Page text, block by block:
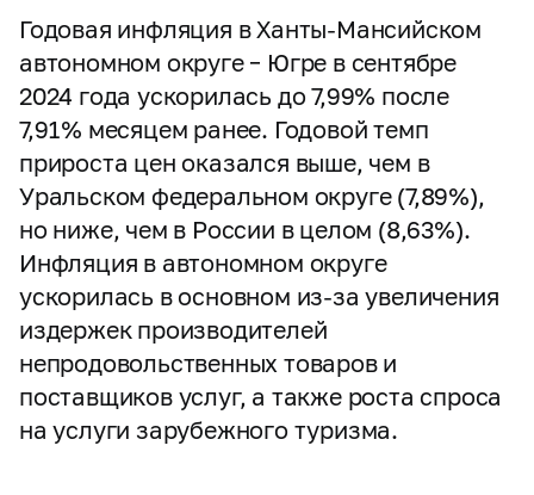
Годовая инфляция в Ханты-Мансийском
автономном округе – Югре в сентябре
2024 года ускорилась до 7,99% после
7,91% месяцем ранее. Годовой темп
прироста цен оказался выше, чем в
Уральском федеральном округе (7,89%),
но ниже, чем в России в целом (8,63%).
Инфляция в автономном округе
ускорилась в основном из-за увеличения
издержек производителей
непродовольственных товаров и
поставщиков услуг, а также роста спроса
на услуги зарубежного туризма.